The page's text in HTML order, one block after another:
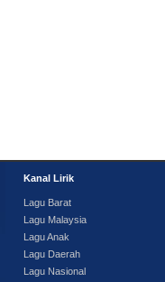
Kanal Lirik
Lagu Barat
Lagu Malaysia
Lagu Anak
Lagu Daerah
Lagu Nasional